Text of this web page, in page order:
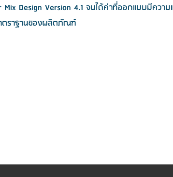
Mix Design Version 4.1 จนได้ค่าที่ออกแบบมีคว
ราฐานของผลิตภัณฑ์